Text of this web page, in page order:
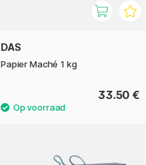
DAS
Papier Maché 1 kg
33.50 €